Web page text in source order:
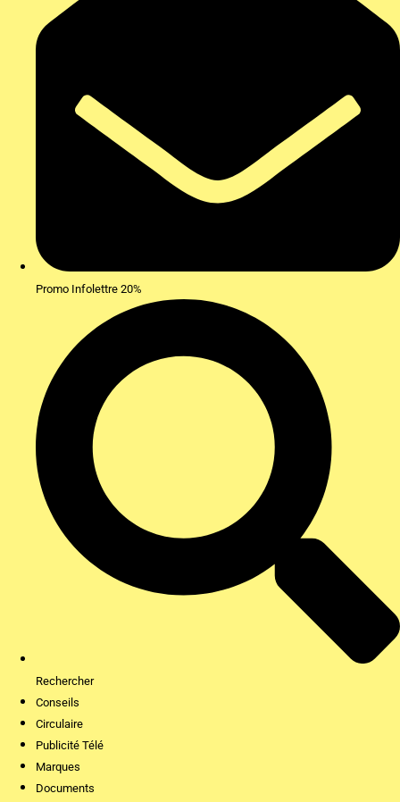
Promo Infolettre 20%
Rechercher
Conseils
Circulaire
Publicité Télé
Marques
Documents